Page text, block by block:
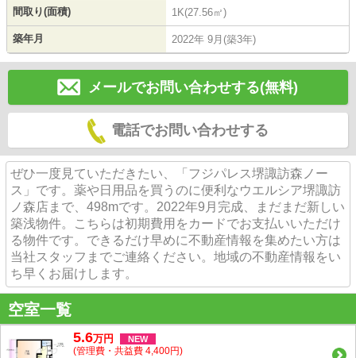
間取り(面積) 1K(27.56㎡)
築年月 2022年 9月(築3年)
メールでお問い合わせする(無料)
電話でお問い合わせする
ぜひ一度見ていただきたい、「フジパレス堺諏訪森ノー
ス」です。薬や日用品を買うのに便利なウエルシア堺諏訪
ノ森店まで、498mです。2022年9月完成、まだまだ新しい
築浅物件。こちらは初期費用をカードでお支払いいただけ
る物件です。できるだけ早めに不動産情報を集めたい方は
当社スタッフまでご連絡ください。地域の不動産情報をい
ち早くお届けします。
空室一覧
5.6万円 NEW
(管理費・共益費 4,400円)